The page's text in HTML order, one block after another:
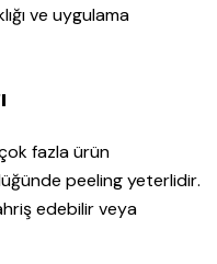
ve uygulama
fazla ürün
peeling yeterlidir.
edebilir veya